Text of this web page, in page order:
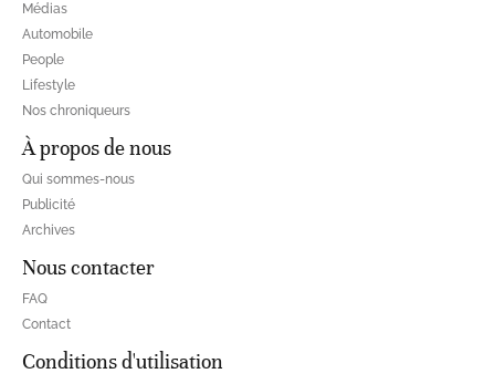
Médias
Automobile
People
Lifestyle
Nos chroniqueurs
À propos de nous
Qui sommes-nous
Publicité
Archives
Nous contacter
FAQ
Contact
Conditions d'utilisation